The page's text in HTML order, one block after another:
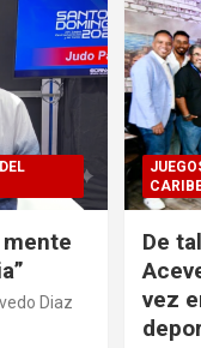
mente
Diaz
De
vez